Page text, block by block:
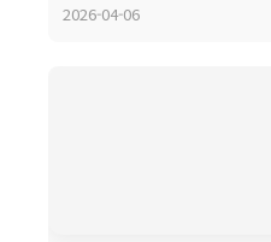
2026-04-06